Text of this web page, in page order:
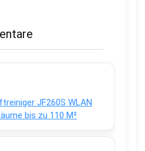
JF260S WLAN
bis zu 110 M²